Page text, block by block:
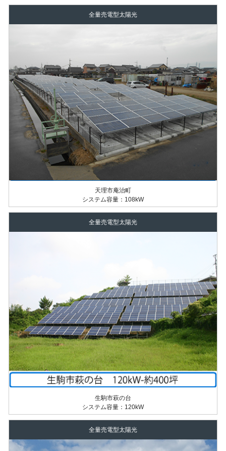
全量売電型太陽光
天理市庵治町
システム容量：108kW
全量売電型太陽光
生駒市萩の台
システム容量：120kW
全量売電型太陽光